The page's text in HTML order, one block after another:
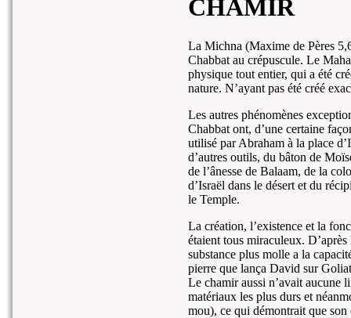
CHAMIR
La Michna (Maxime de Pères
Chabbat au crépuscule. Le
physique tout entier, qui a été
nature. N’ayant pas été créé
Les autres phénomènes
Chabbat ont, d’une certaine
utilisé par Abraham à la place
d’autres outils, du bâton de
de l’ânesse de Balaam, de la
d’Israël dans le désert et du
le Temple.
La création, l’existence et la
étaient tous miraculeux.
substance plus molle a la
pierre que lança David sur
Le chamir aussi n’avait aucune
matériaux les plus durs et
mou), ce qui démontrait que